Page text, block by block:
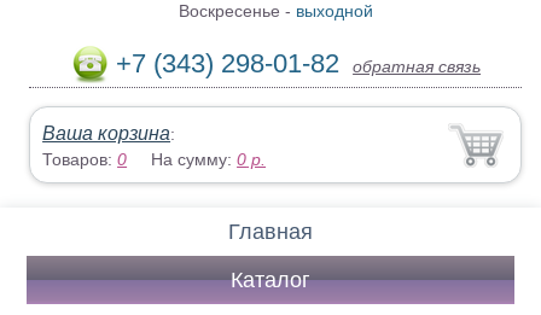
Воскресенье - выходной
+7 (343) 298-01-82 обратная связь
Ваша корзина:
Товаров:0 На сумму:0 р.
Главная
Каталог